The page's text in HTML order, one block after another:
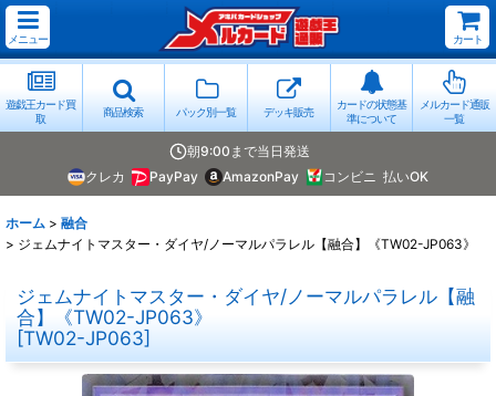
メニュー カート
遊戯王カード買
取
商品検索 パック別一覧 デッキ販売
カードの状態基
準について
メルカード通販
一覧
朝9:00まで当日発送
クレカ
PayPay AmazonPay コンビニ 払いOK
ホーム > 融合
> ジェムナイトマスター・ダイヤ/ノーマルパラレル【融合】《TW02-JP063》
ジェムナイトマスター・ダイヤ/ノーマルパラレル【融
合】《TW02-JP063》
[TW02-JP063]